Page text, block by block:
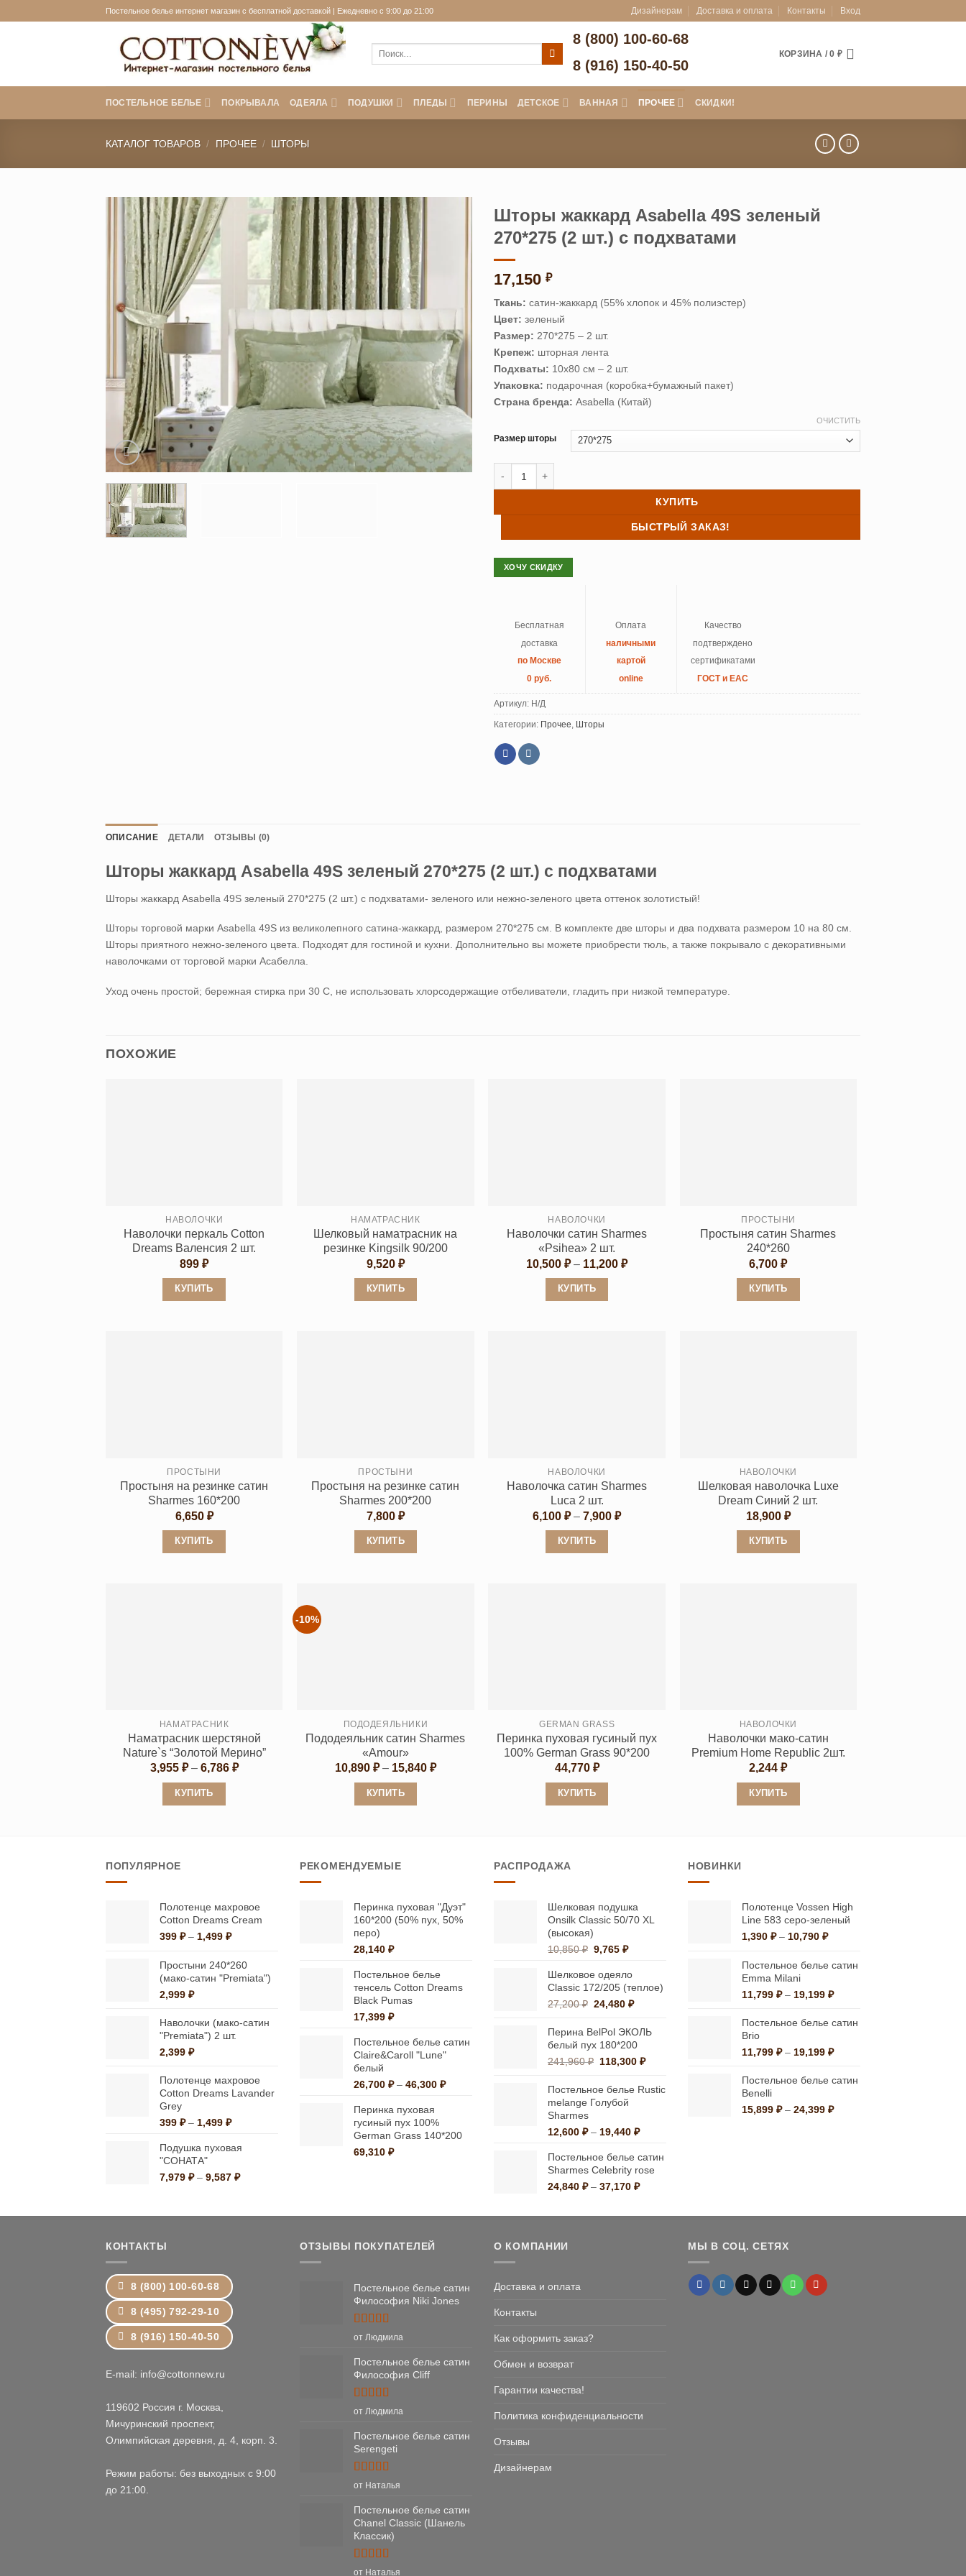
to
Постельное белье интернет магазин с бесплатной доставкой | Ежедневно с 9:00 до 21:00 Дизайнерам Доставка и оплата Контакты Вход
8 (800) 100-60-68
8 (916) 150-40-50
КОРЗИНА /0 ₽
ПОСТЕЛЬНОЕ БЕЛЬЕ ПОКРЫВАЛА ОДЕЯЛА ПОДУШКИ ПЛЕДЫ ПЕРИНЫ ДЕТСКОЕ ВАННАЯ ПРОЧЕЕ СКИДКИ!
КАТАЛОГ ТОВАРОВ / ПРОЧЕЕ / ШТОРЫ
Шторы жаккард Asabella 49S зеленый
270*275 (2 шт.) с подхватами
17,150 ₽
Ткань: сатин-жаккард (55% хлопок и 45% полиэстер)
Цвет: зеленый
Размер: 270*275 – 2 шт.
Крепеж: шторная лента
Подхваты: 10х80 см – 2 шт.
Упаковка: подарочная (коробка+бумажный пакет)
Страна бренда: Asabella (Китай)
Размер шторы
ОЧИСТИТЬ
КУПИТЬ
БЫСТРЫЙ ЗАКАЗ!
ХОЧУ СКИДКУ
Бесплатная
доставка
по Москве
0 руб.
Оплата
наличными
картой
online
Качество
подтверждено
сертификатами
ГОСТ и ЕАС
Артикул: Н/Д
Категории: Прочее, Шторы
ОПИСАНИЕ ДЕТАЛИ ОТЗЫВЫ (0)
Шторы жаккард Asabella 49S зеленый 270*275 (2 шт.) с подхватами
Шторы жаккард Asabella 49S зеленый 270*275 (2 шт.) с подхватами- зеленого или нежно-зеленого цвета оттенок золотистый!
Шторы торговой марки Asabella 49S из великолепного сатина-жаккард, размером 270*275 см. В комплекте две шторы и два подхвата размером 10 на 80 см.
Шторы приятного нежно-зеленого цвета. Подходят для гостиной и кухни. Дополнительно вы можете приобрести тюль, а также покрывало с декоративными
наволочками от торговой марки Асабелла.
Уход очень простой; бережная стирка при 30 С, не использовать хлорсодержащие отбеливатели, гладить при низкой температуре.
ПОХОЖИЕ
НАВОЛОЧКИ
Наволочки перкаль Cotton
Dreams Валенсия 2 шт.
899₽
КУПИТЬ
странице
товара.
НАМАТРАСНИК
Шелковый наматрасник на
резинке Kingsilk 90/200
9,520 ₽
КУПИТЬ
странице
товара.
НАВОЛОЧКИ
Наволочки сатин Sharmes
«Psihea» 2 шт.
10,500₽ – 11,200₽Диапазон
КУПИТЬ
странице
товара.
ПРОСТЫНИ
Простыня сатин Sharmes
240*260
6,700₽
КУПИТЬ
странице
товара.
ПРОСТЫНИ
Простыня на резинке сатин
Sharmes 160*200
6,650 ₽
КУПИТЬ
странице
товара.
ПРОСТЫНИ
Простыня на резинке сатин
Sharmes 200*200
7,800 ₽
КУПИТЬ
странице
товара.
НАВОЛОЧКИ
Наволочка сатин Sharmes
Luca 2 шт.
6,100₽ – 7,900₽Диапазон
КУПИТЬ
странице
товара.
НАВОЛОЧКИ
Шелковая наволочка Luxe
Dream Синий 2 шт.
18,900 ₽
КУПИТЬ
странице
товара.
НАМАТРАСНИК
Наматрасник шерстяной
Nature`s “Золотой Мерино”
3,955 ₽ – 6,786 ₽Диапазон
КУПИТЬ
Опции
можно
выбрать
странице
товара.
-10%
ПОДОДЕЯЛЬНИКИ
Пододеяльник сатин Sharmes
«Amour»
10,890 ₽ – 15,840 ₽Диапазон
КУПИТЬ
несколько
Опции
можно
странице
товара.
GERMAN GRASS
Перинка пуховая гусиный пух
100% German Grass 90*200
44,770 ₽
КУПИТЬ
Опции
можно
выбрать
странице
товара.
НАВОЛОЧКИ
Наволочки мако-сатин
Premium Home Republic 2шт.
2,244₽
КУПИТЬ
Опции
можно
выбрать
странице
товара.
ПОПУЛЯРНОЕ
Полотенце махровое
Cotton Dreams Cream
399 ₽ – 1,499 ₽Диапазон
399 ₽
–
Простыни 240*260
(мако-сатин "Premiata")
2,999 ₽
Наволочки (мако-сатин
"Premiata") 2 шт.
2,399 ₽
Полотенце махровое
Cotton Dreams Lavander
Grey
399 ₽ – 1,499 ₽Диапазон
399 ₽
1,499 ₽
Подушка пуховая
"СОНАТА"
7,979 ₽ – 9,587 ₽Диапазон
–
РЕКОМЕНДУЕМЫЕ
Перинка пуховая "Дуэт"
160*200 (50% пух, 50%
перо)
28,140 ₽
Постельное белье
тенсель Cotton Dreams
Black Pumas
17,399 ₽
Постельное белье сатин
Claire&Caroll "Lune"
белый
26,700 ₽ – 46,300 ₽Диапазон
46,300 ₽
Перинка пуховая
гусиный пух 100%
German Grass 140*200
69,310 ₽
РАСПРОДАЖА
Шелковая подушка
Onsilk Classic 50/70 XL
(высокая)
10,850₽ Первоначальная
составляла
10,850 ₽.
9,765₽Текущая
9,765 ₽.
Шелковое одеяло
Classic 172/205 (теплое)
27,200₽ Первоначальная
составляла
27,200 ₽.
24,480₽Текущая
24,480 ₽.
Перина BelPol ЭКОЛЬ
белый пух 180*200
241,960₽ Первоначальная
составляла
241,960 ₽.
118,300₽Текущая
118,300 ₽.
Постельное белье Rustic
melange Голубой
Sharmes
12,600 ₽ – 19,440 ₽Диапазон
12,600 ₽
–
19,440 ₽
Постельное белье сатин
Sharmes Celebrity rose
24,840 ₽ – 37,170 ₽Диапазон
24,840 ₽
НОВИНКИ
Полотенце Vossen High
Line 583 серо-зеленый
1,390 ₽ – 10,790 ₽Диапазон
1,390 ₽
10,790 ₽
Постельное белье сатин
Emma Milani
11,799 ₽ – 19,199 ₽Диапазон
11,799 ₽
19,199 ₽
Постельное белье сатин
Brio
11,799 ₽ – 19,199 ₽Диапазон
11,799 ₽
19,199 ₽
Постельное белье сатин
Benelli
15,899 ₽ – 24,399 ₽Диапазон
КОНТАКТЫ
8 (800) 100-60-68
8 (495) 792-29-10
8 (916) 150-40-50
E-mail: info@cottonnew.ru
119602 Россия г. Москва,
Мичуринский проспект,
Олимпийская деревня, д. 4, корп. 3.
Режим работы: без выходных с 9:00
до 21:00.
ОТЗЫВЫ ПОКУПАТЕЛЕЙ
Постельное белье сатин
Философия Niki Jones
Оценка5
от Людмила
Постельное белье сатин
Философия Cliff
Оценка5
от Людмила
Постельное белье сатин
Serengeti
Оценка5
от Наталья
Постельное белье сатин
Chanel Classic (Шанель
Классик)
Оценка5
от Наталья
О КОМПАНИИ
Доставка и оплата
Контакты
Как оформить заказ?
Обмен и возврат
Гарантии качества!
Политика конфиденциальности
Отзывы
Дизайнерам
МЫ В СОЦ. СЕТЯХ